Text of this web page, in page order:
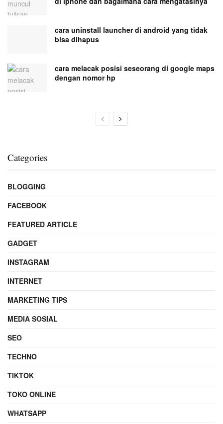
cara uninstall launcher di android yang tidak
bisa dihapus
cara melacak posisi seseorang di google maps
dengan nomor hp
Categories
BLOGGING
FACEBOOK
FEATURED ARTICLE
GADGET
INSTAGRAM
INTERNET
MARKETING TIPS
MEDIA SOSIAL
SEO
TECHNO
TIKTOK
TOKO ONLINE
WHATSAPP